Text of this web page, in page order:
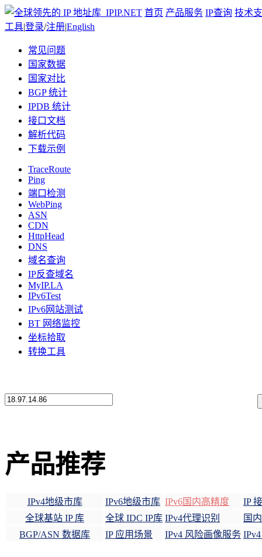
首页 产品服务 IP查询 技术
工具|登录/注册|English
常见问题
国家数据
国家对比
BGP 统计
IPDB 统计
接口文档
解析代码
下载示例
TraceRoute
Ping
端口检测
WebPing
ASN
CDN
HttpHead
DNS
域名查询
IP反查域名
MyIP.LA
IPv6Test
IPv6网站测试
BT 网络监控
坐标拾取
转换工具
产品推荐
IPv4地级市库 IPv6地级市库 IPv6国内高精度
IP
全球基站 IP 库
全球 IDC IP库 IPv4代理识别
国
BGP/ASN 数据库
IP 应用场景 IPv4 风险画像服务